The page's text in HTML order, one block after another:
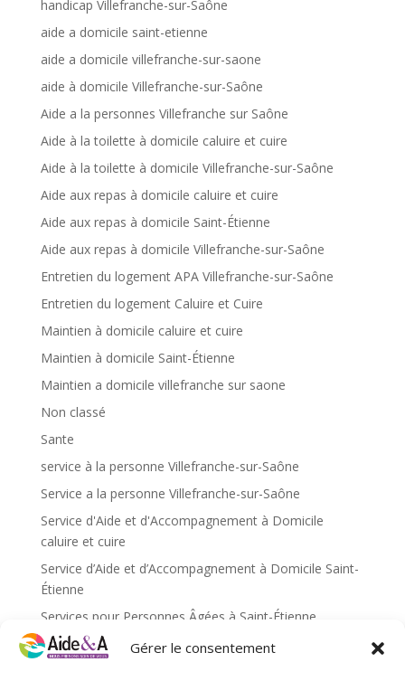
Gérer le consentement
handicap Villefranche-sur-Saône
aide a domicile saint-etienne
aide a domicile villefranche-sur-saone
aide à domicile Villefranche-sur-Saône
Aide a la personnes Villefranche sur Saône
Aide à la toilette à domicile caluire et cuire
Aide à la toilette à domicile Villefranche-sur-Saône
Aide aux repas à domicile caluire et cuire
Aide aux repas à domicile Saint-Étienne
Aide aux repas à domicile Villefranche-sur-Saône
Entretien du logement APA Villefranche-sur-Saône
Entretien du logement Caluire et Cuire
Maintien à domicile caluire et cuire
Maintien à domicile Saint-Étienne
Maintien a domicile villefranche sur saone
Non classé
Sante
service à la personne Villefranche-sur-Saône
Service a la personne Villefranche-sur-Saône
Service d'Aide et d'Accompagnement à Domicile
caluire et cuire
Service d’Aide et d’Accompagnement à Domicile Saint-
Étienne
Services pour Personnes Âgées à Saint-Étienne
Services pour personnes âgées caluire et cuire